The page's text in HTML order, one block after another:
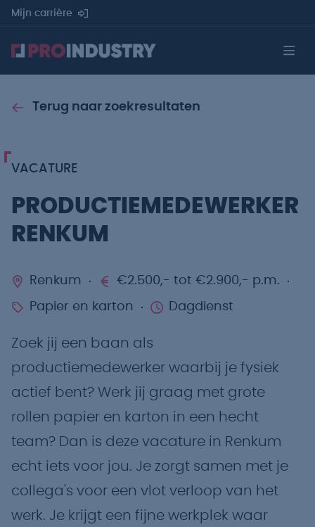
Mijn carrière
Terug naar zoekresultaten
VACATURE
PRODUCTIEMEDEWERKER
RENKUM
Renkum €2.500,- tot €2.900,- p.m.
Papier en karton Dagdienst
Zoek jij een baan als
productiemedewerker waarbij je fysiek
actief bent? Werk jij graag met grote
rollen papier en karton in een hecht
team? Dan is deze vacature in Renkum
echt iets voor jou. Je zorgt samen met je
collega's voor een vlot verloop van het
werk. Je krijgt een fijne werkplek waar